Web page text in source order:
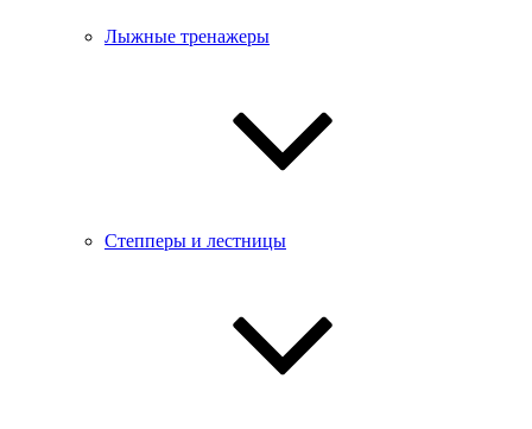
Лыжные тренажеры
Степперы и лестницы